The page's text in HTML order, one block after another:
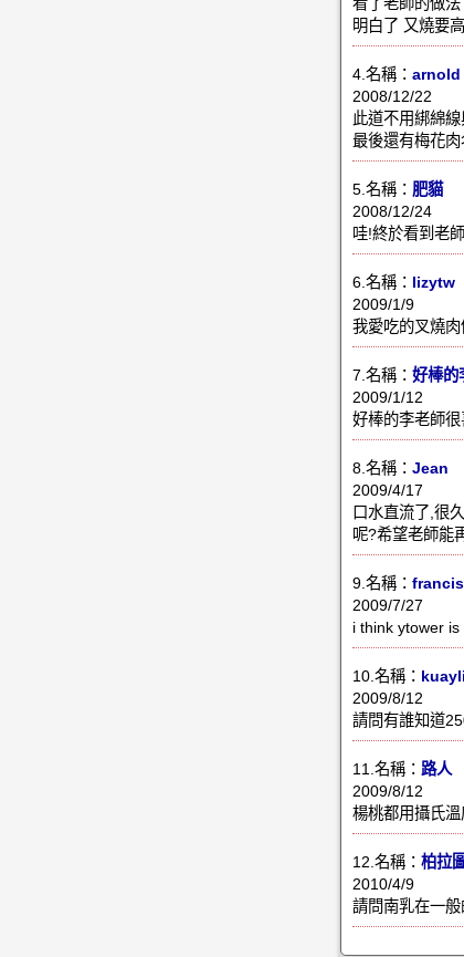
明白了 又燒要
4.名稱： arnold
2008/12/22
此道不用綁綿
最後還有梅花
5.名稱： 肥貓
2008/12/24
哇!終於看到老
6.名稱： lizytw
2009/1/9
我愛吃的叉燒
7.名稱： 好棒的
2009/1/12
好棒的李老師
8.名稱： Jean
2009/4/17
口水直流了,很
呢?希望老師能
9.名稱： francis
2009/7/27
i think ytower
10.名稱：
2009/8/12
請問有誰知道
11.名稱： 路人
2009/8/12
楊桃都用攝氏溫
12.名稱： 柏拉圖
2010/4/9
請問南乳在一